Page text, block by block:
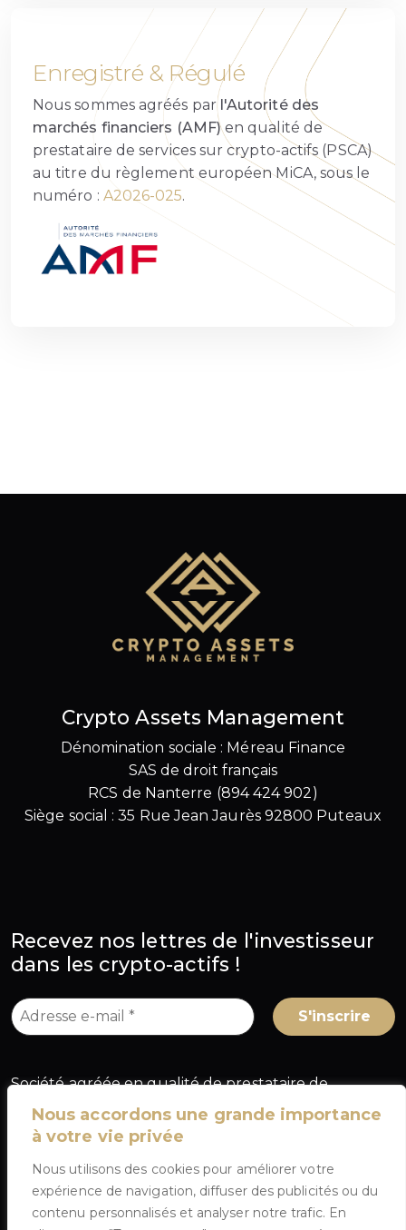
Nous accordons une grande importance
à votre vie privée
Nous utilisons des cookies pour améliorer votre
expérience de navigation, diffuser des publicités ou du
contenu personnalisés et analyser notre trafic. En
Enregistré & Régulé
Nous sommes agréés parl'Autorité des
marchés financiers (AMF)en qualité de
prestataire de services sur crypto-actifs (PSCA)
au titre du règlement européen MiCA, sous le
numéro : A2026-025.
Crypto Assets Management
Dénomination sociale : Méreau Finance
SAS de droit français
RCS de Nanterre (894 424 902)
Siège social : 35 Rue Jean Jaurès 92800 Puteaux
Recevez nos lettres de l'investisseur
dans les crypto-actifs !
Société agréée en qualité de prestataire de
services sur crypto-actifs (PSCA) au titre du
règlement européen MiCA, sous le numéro
financiers (AMF) en France.